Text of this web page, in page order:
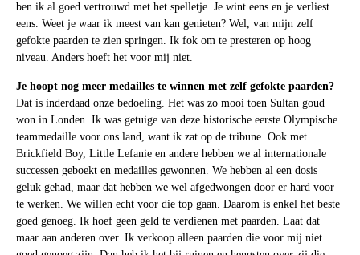
ben ik al goed vertrouwd met het spelletje. Je wint eens en je verliest
eens. Weet je waar ik meest van kan genieten? Wel, van mijn zelf
gefokte paarden te zien springen. Ik fok om te presteren op hoog
niveau. Anders hoeft het voor mij niet.
Je hoopt nog meer medailles te winnen met zelf gefokte paarden?
Dat is inderdaad onze bedoeling. Het was zo mooi toen Sultan goud
won in Londen. Ik was getuige van deze historische eerste Olympische
teammedaille voor ons land, want ik zat op de tribune. Ook met
Brickfield Boy, Little Lefanie en andere hebben we al internationale
successen geboekt en medailles gewonnen. We hebben al een dosis
geluk gehad, maar dat hebben we wel afgedwongen door er hard voor
te werken. We willen echt voor die top gaan. Daarom is enkel het beste
goed genoeg. Ik hoef geen geld te verdienen met paarden. Laat dat
maar aan anderen over. Ik verkoop alleen paarden die voor mij niet